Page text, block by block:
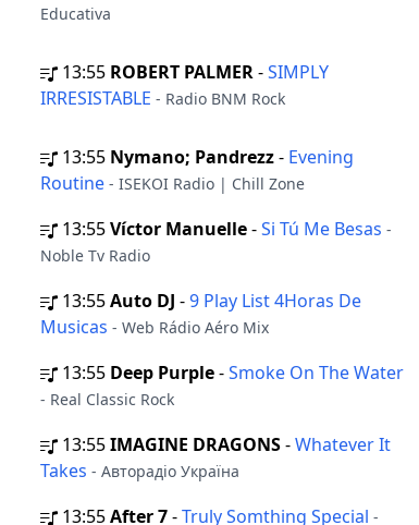
Educativa
13:55 ROBERT PALMER-SIMPLY
IRRESISTABLE - Radio BNM Rock
13:55 Nymano; Pandrezz- Evening
Routine - ISEKOI Radio | Chill Zone
13:55Víctor Manuelle-Si Tú Me Besas -
Noble Tv Radio
13:55Auto DJ -9 Play List 4Horas De
Musicas - Web Rádio Aéro Mix
13:55 Deep Purple-Smoke On The Water
- Real Classic Rock
13:55IMAGINE DRAGONS-Whatever It
Takes - Авторадіо Україна
13:55After 7-Truly Somthing Special -